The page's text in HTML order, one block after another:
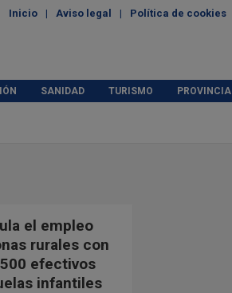
Inicio Aviso legal Política de cookies
SANIDAD TURISMO PROVINCIA
el empleo
rurales con
efectivos
infantiles